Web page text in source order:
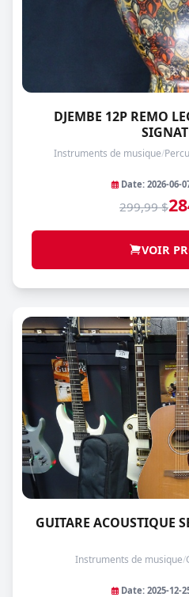
DJEMBE 12P REMO
Instruments de musique/
Date: 2026-06-
299,99 $
VOIR
GUITARE ACOUSTIQUE
Instruments de musique/
Date: 2025-12-